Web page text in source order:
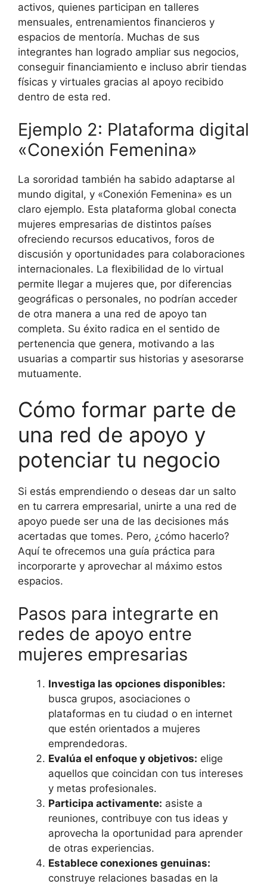
activos, quienes participan en talleres
mensuales, entrenamientos financieros y
espacios de mentoría. Muchas de sus
integrantes han logrado ampliar sus negocios,
conseguir financiamiento e incluso abrir tiendas
físicas y virtuales gracias al apoyo recibido
dentro de esta red.
Ejemplo 2: Plataforma digital
«Conexión Femenina»
La sororidad también ha sabido adaptarse al
mundo digital, y «Conexión Femenina» es un
claro ejemplo. Esta plataforma global conecta
mujeres empresarias de distintos países
ofreciendo recursos educativos, foros de
discusión y oportunidades para colaboraciones
internacionales. La flexibilidad de lo virtual
permite llegar a mujeres que, por diferencias
geográficas o personales, no podrían acceder
de otra manera a una red de apoyo tan
completa. Su éxito radica en el sentido de
pertenencia que genera, motivando a las
usuarias a compartir sus historias y asesorarse
mutuamente.
Cómo formar parte de
una red de apoyo y
potenciar tu negocio
Si estás emprendiendo o deseas dar un salto
en tu carrera empresarial, unirte a una red de
apoyo puede ser una de las decisiones más
acertadas que tomes. Pero, ¿cómo hacerlo?
Aquí te ofrecemos una guía práctica para
incorporarte y aprovechar al máximo estos
espacios.
Pasos para integrarte en
redes de apoyo entre
mujeres empresarias
Investiga las opciones disponibles:
busca grupos, asociaciones o
plataformas en tu ciudad o en internet
que estén orientados a mujeres
emprendedoras.
Evalúa el enfoque y objetivos: elige
aquellos que coincidan con tus intereses
y metas profesionales.
Participa activamente: asiste a
reuniones, contribuye con tus ideas y
aprovecha la oportunidad para aprender
de otras experiencias.
Establece conexiones genuinas:
construye relaciones basadas en la